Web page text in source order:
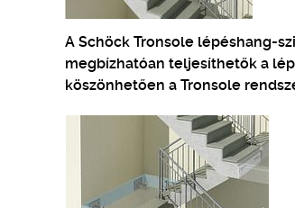
A Schöck Tronsole lépéshang-
megbízhatóan teljesíthetők a
köszönhetően a Tronsole